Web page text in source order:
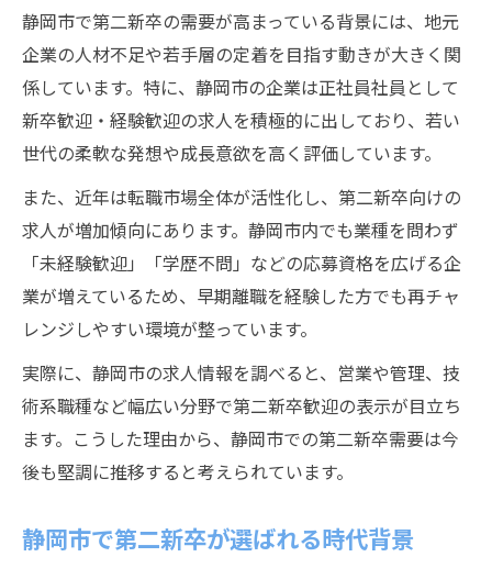
第二新卒枠の静岡市求人情報の見抜き方
ホワイト企業を目指す第二新卒の新潮流
静岡市で第二新卒が狙うホワイト企業像
第二新卒が求める静岡市の働きやすい職場
第二新卒需要が高いホワイト企業の傾向
静岡市で第二新卒が選ぶべき企業文化とは
第二新卒として転職後のワークライフ実現
法
安定志向のあなたに静岡市第二新卒転職術
第二新卒で安定した職を得る静岡市転職術
静岡市第二新卒需要と長期雇用のポイント
第二新卒が選ぶ静岡市の安心企業の見極め
方
第二新卒需要に応える静岡市企業の魅力
静岡市で第二新卒の需要が高まっている背景には、地元
企業の人材不足や若手層の定着を目指す動きが大きく関
係しています。特に、静岡市の企業は正社員社員として
新卒歓迎・経験歓迎の求人を積極的に出しており、若い
世代の柔軟な発想や成長意欲を高く評価しています。
また、近年は転職市場全体が活性化し、第二新卒向けの
求人が増加傾向にあります。静岡市内でも業種を問わず
「未経験歓迎」「学歴不問」などの応募資格を広げる企
業が増えているため、早期離職を経験した方でも再チャ
レンジしやすい環境が整っています。
実際に、静岡市の求人情報を調べると、営業や管理、技
術系職種など幅広い分野で第二新卒歓迎の表示が目立ち
ます。こうした理由から、静岡市での第二新卒需要は今
後も堅調に推移すると考えられています。
静岡市で第二新卒が選ばれる時代背景